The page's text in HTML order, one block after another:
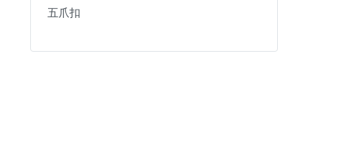
五爪扣